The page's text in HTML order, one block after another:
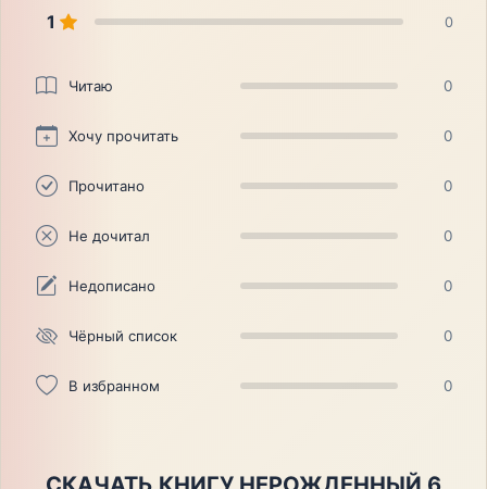
1 0
Читаю 0
Хочу прочитать 0
Прочитано 0
Не дочитал 0
Недописано 0
Чёрный список 0
В избранном 0